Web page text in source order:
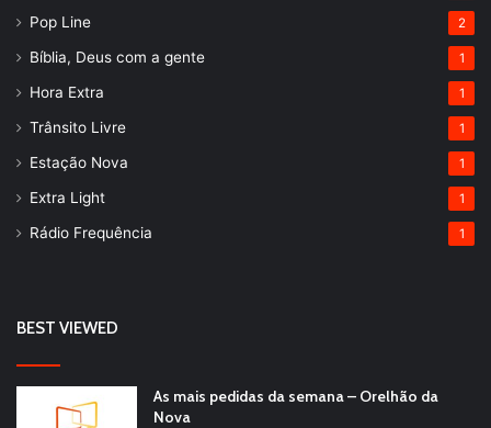
Pop Line 2
Bíblia, Deus com a gente 1
Hora Extra 1
Trânsito Livre 1
Estação Nova 1
Extra Light 1
Rádio Frequência 1
BEST VIEWED
As mais pedidas da semana – Orelhão da
Nova